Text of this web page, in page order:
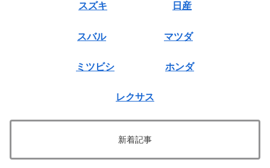
スズキ 日産
スバル マツダ
ミツビシ ホンダ
レクサス
新着記事